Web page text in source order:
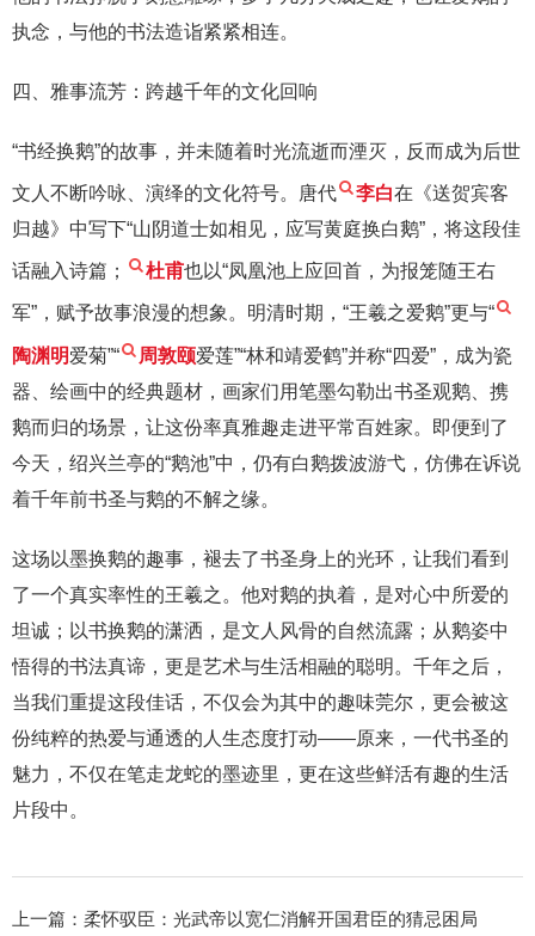
执念，与他的书法造诣紧紧相连。
四、雅事流芳：跨越千年的文化回响
“书经换鹅”的故事，并未随着时光流逝而湮灭，反而成为后世
文人不断吟咏、演绎的文化符号。唐代 李白在《送贺宾客
归越》中写下“山阴道士如相见，应写黄庭换白鹅”，将这段佳
话融入诗篇； 杜甫也以“凤凰池上应回首，为报笼随王右
军”，赋予故事浪漫的想象。明清时期，“王羲之爱鹅”更与“
陶渊明爱菊”“ 周敦颐爱莲”“林和靖爱鹤”并称“四爱”，成为瓷
器、绘画中的经典题材，画家们用笔墨勾勒出书圣观鹅、携
鹅而归的场景，让这份率真雅趣走进平常百姓家。即便到了
今天，绍兴兰亭的“鹅池”中，仍有白鹅拨波游弋，仿佛在诉说
着千年前书圣与鹅的不解之缘。
这场以墨换鹅的趣事，褪去了书圣身上的光环，让我们看到
了一个真实率性的王羲之。他对鹅的执着，是对心中所爱的
坦诚；以书换鹅的潇洒，是文人风骨的自然流露；从鹅姿中
悟得的书法真谛，更是艺术与生活相融的聪明。千年之后，
当我们重提这段佳话，不仅会为其中的趣味莞尔，更会被这
份纯粹的热爱与通透的人生态度打动——原来，一代书圣的
魅力，不仅在笔走龙蛇的墨迹里，更在这些鲜活有趣的生活
片段中。
上一篇： 柔怀驭臣：光武帝以宽仁消解开国君臣的猜忌困局